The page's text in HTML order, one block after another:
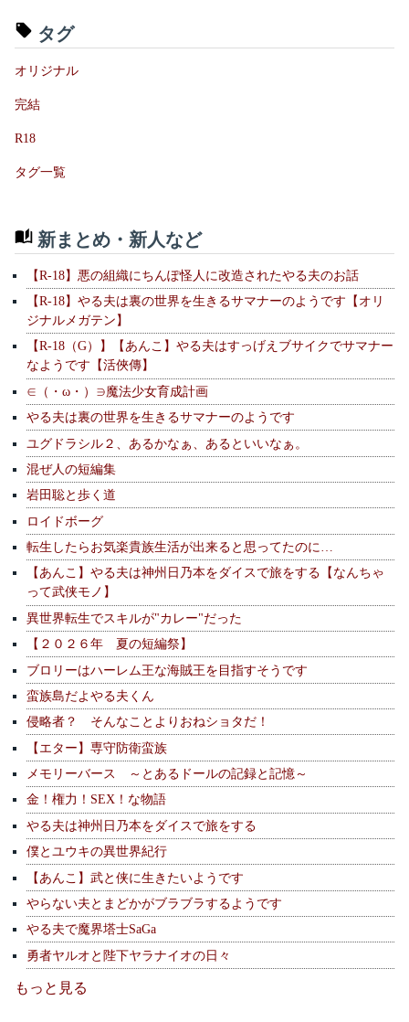
タグ
オリジナル
完結
R18
タグ一覧
新まとめ・新人など
【R-18】悪の組織にちんぽ怪人に改造されたやる夫のお話
【R-18】やる夫は裏の世界を生きるサマナーのようです【オリ
ジナルメガテン】
【R-18（G）】【あんこ】やる夫はすっげえブサイクでサマナー
なようです【活俠傳】
∈（・ω・）∋魔法少女育成計画
やる夫は裏の世界を生きるサマナーのようです
ユグドラシル２、あるかなぁ、あるといいなぁ。
混ぜ人の短編集
岩田聡と歩く道
ロイドボーグ
転生したらお気楽貴族生活が出来ると思ってたのに…
【あんこ】やる夫は神州日乃本をダイスで旅をする【なんちゃ
って武侠モノ】
異世界転生でスキルが"カレー"だった
【２０２６年 夏の短編祭】
ブロリーはハーレム王な海賊王を目指すそうです
蛮族島だよやる夫くん
侵略者？ そんなことよりおねショタだ！
【エター】専守防衛蛮族
メモリーバース ～とあるドールの記録と記憶～
金！権力！SEX！な物語
やる夫は神州日乃本をダイスで旅をする
僕とユウキの異世界紀行
【あんこ】武と侠に生きたいようです
やらない夫とまどかがブラブラするようです
やる夫で魔界塔士SaGa
勇者ヤルオと陛下ヤラナイオの日々
もっと見る